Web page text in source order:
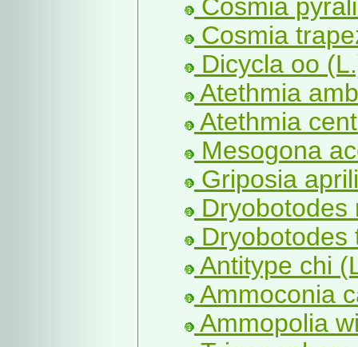
Cosmia
Cosmia
Dicycla oo
Atethmia
Atethmia
Mesogona
Griposia
Dryobotodes
Dryobotodes
Antitype chi
Ammoconia
Ammopolia